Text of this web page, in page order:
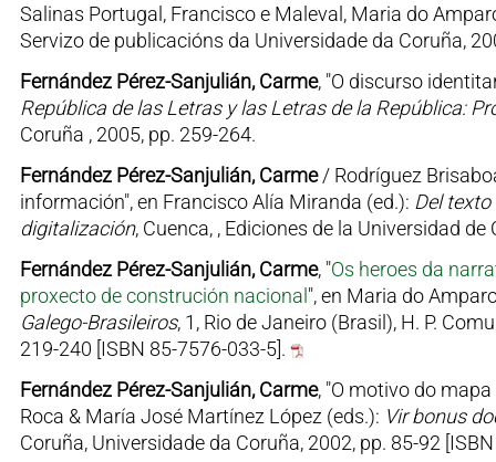
Salinas Portugal, Francisco e Maleval, Maria do
Servizo de publicacións da Universidade da Coruña,
Fernández Pérez-Sanjulián, Carme, "O discurso
República de las Letras y las Letras de la República:
Coruña , 2005, pp. 259-264.
Fernández Pérez-Sanjulián, Carme/ Rodríguez
información", en Francisco Alía Miranda (ed.): Del
digitalización, Cuenca, , Ediciones de la Universidad
Fernández Pérez-Sanjulián, Carme, "Os heroes da
proxecto de construción nacional ", en Maria do
Galego-Brasileiros, 1, Rio de Janeiro (Brasil), H. P.
219-240 [ISBN 85-7576-033-5].
Fernández Pérez-Sanjulián, Carme, "O motivo do
Roca & María José Martínez López (eds.): Vir bonus
Coruña, Universidade da Coruña, 2002, pp. 85-92